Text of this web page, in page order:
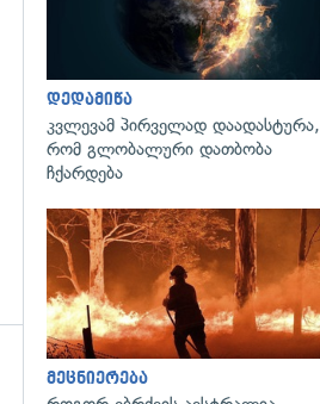
გადახედვა
დედამიწა
კვლევამ პირველად დაადასტურა,
რომ გლობალური დათბობა
ჩქარდება
მეცნიერება